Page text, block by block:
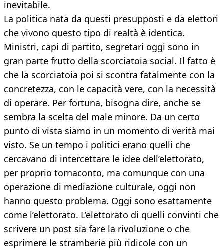
inevitabile.
La politica nata da questi presupposti e da elettori
che vivono questo tipo di realtà è identica.
Ministri, capi di partito, segretari oggi sono in
gran parte frutto della scorciatoia social. Il fatto è
che la scorciatoia poi si scontra fatalmente con la
concretezza, con le capacità vere, con la necessità
di operare. Per fortuna, bisogna dire, anche se
sembra la scelta del male minore. Da un certo
punto di vista siamo in un momento di verità mai
visto. Se un tempo i politici erano quelli che
cercavano di intercettare le idee dell’elettorato,
per proprio tornaconto, ma comunque con una
operazione di mediazione culturale, oggi non
hanno questo problema. Oggi sono esattamente
come l’elettorato. L’elettorato di quelli convinti che
scrivere un post sia fare la rivoluzione o che
esprimere le stramberie più ridicole con un